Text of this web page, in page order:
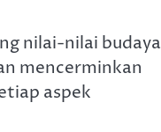
nilai-nilai budaya
mencerminkan
aspek